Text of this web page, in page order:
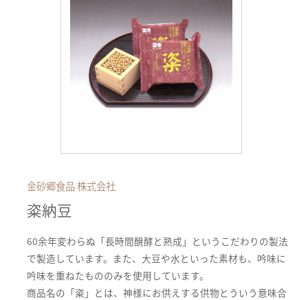
金砂郷食品 株式会社
粢納豆
60余年変わらぬ「長時間醗酵と熟成」というこだわりの製法
で製造しています。また、大豆や水といった素材も、吟味に
吟味を重ねたもののみを使用しています。
商品名の「粢」とは、神様にお供えする供物とういう意味合